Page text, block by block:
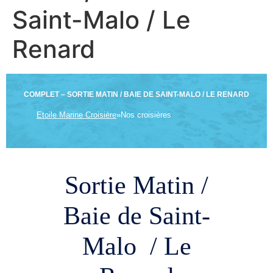
Saint-Malo / Le
Renard
COMPLET – SORTIE MATIN / BAIE DE SAINT-MALO / LE RENARD
Etoile Marine Croisière»Nos croisières
Sortie Matin /
Baie de Saint-
Malo / Le